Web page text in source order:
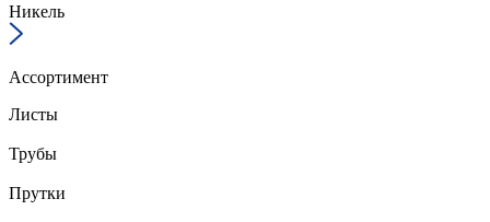
Никель
Ассортимент
Листы
Трубы
Прутки